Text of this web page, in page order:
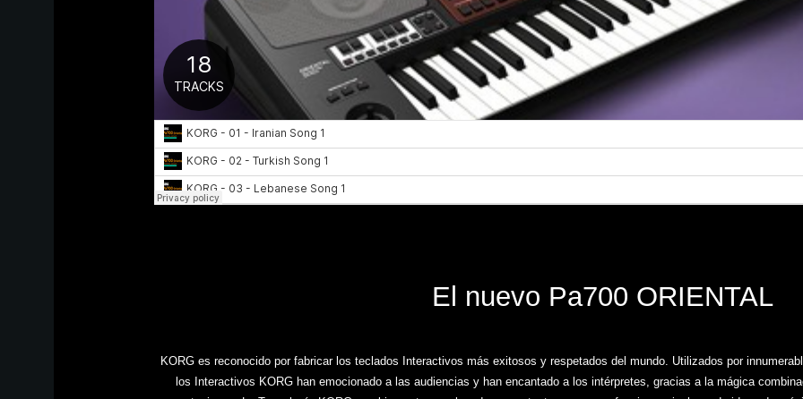
El nuevo Pa700 ORIENTAL
KORG es reconocido por fabricar los teclados Interactivos más exitosos y respetados del mundo. Utilizados por
los Interactivos KORG han emocionado a las audiencias y han encantado a los intérpretes, gracias a la mágica